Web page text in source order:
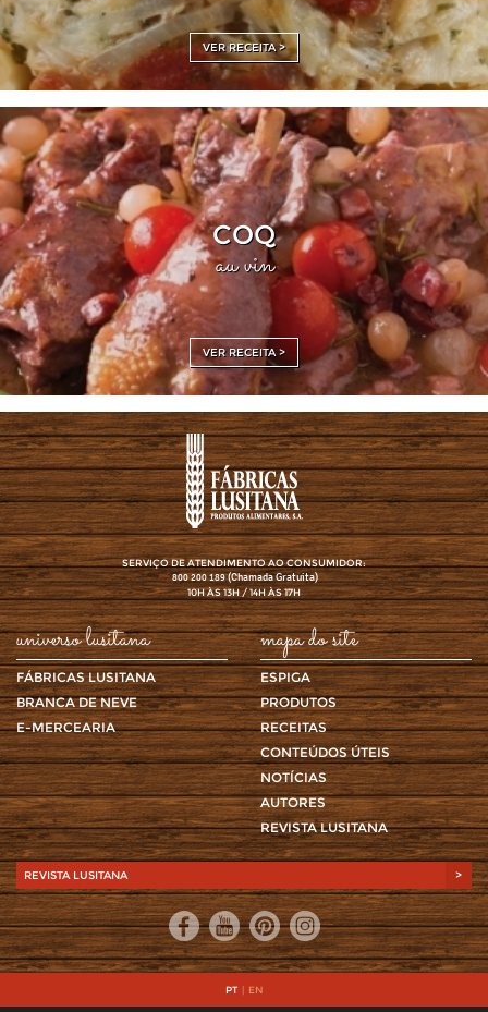
VER RECEITA >
COQ
au vin
VER RECEITA >
SERVIÇO DE ATENDIMENTO AO CONSUMIDOR:
800 200 189(Chamada Gratuita)
10H ÀS 13H / 14H ÀS 17H
universo lusitana
FÁBRICAS LUSITANA
BRANCA DE NEVE
E-MERCEARIA
mapa do site
ESPIGA
PRODUTOS
RECEITAS
CONTEÚDOS ÚTEIS
NOTÍCIAS
AUTORES
REVISTA LUSITANA
REVISTA LUSITANA >
PT | EN